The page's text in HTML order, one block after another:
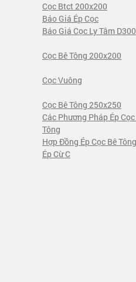
Cọc Btct 200x200
Báo Giá Ép Cọc
Báo Giá Cọc Ly Tâm D300
Cọc Bê Tông 200x200
Cọc Vuông
Cọc Bê Tông 250x250
Các Phương Pháp Ép
Tông
Hợp Đồng Ép Cọc Bê Tông
Ép Cừ C